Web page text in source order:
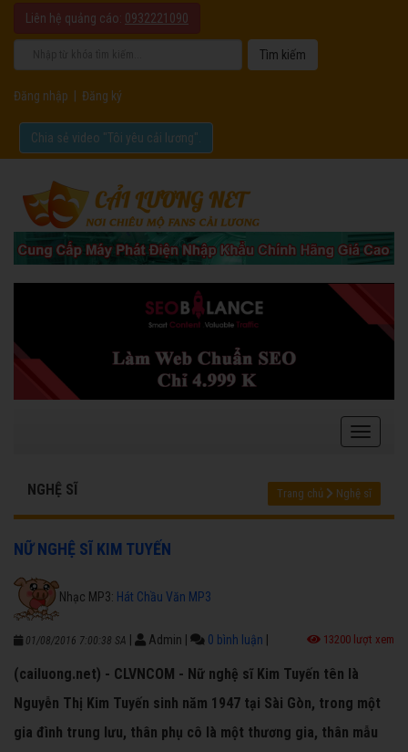
Liên hệ quảng cáo: 0932221090
Đăng nhập Đăng ký
Chia sẻ video "Tôi yêu cải lương".
NGHỆ SĨ Trang chủ Nghệ sĩ
NỮ NGHỆ SĨ KIM TUYẾN
Nhạc MP3: Hát Chầu Văn MP3
01/08/2016 7:00:38 SA Admin 0 bình luận 13200 lượt xem
(cailuong.net) - CLVNCOM - Nữ nghệ sĩ Kim Tuyến tên là
Nguyễn Thị Kim Tuyến sinh năm 1947 tại Sài Gòn, trong một
gia đình trung lưu, thân phụ cô là một thương gia, thân mẫu